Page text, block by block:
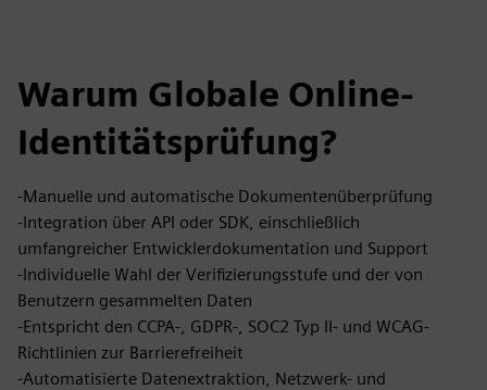
Warum Globale Online-
Identitätsprüfung?
-Manuelle und automatische Dokumentenüberprüfung
-Integration über API oder SDK, einschließlich
umfangreicher Entwicklerdokumentation und Support
-Individuelle Wahl der Verifizierungsstufe und der von
Benutzern gesammelten Daten
-Entspricht den CCPA-, GDPR-, SOC2 Typ II- und WCAG-
Richtlinien zur Barrierefreiheit
-Automatisierte Datenextraktion, Netzwerk- und